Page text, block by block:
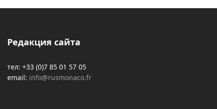
Редакция сайта
тел: +33 (0)7 85 01 57 05
email: info@rusmonaco.fr